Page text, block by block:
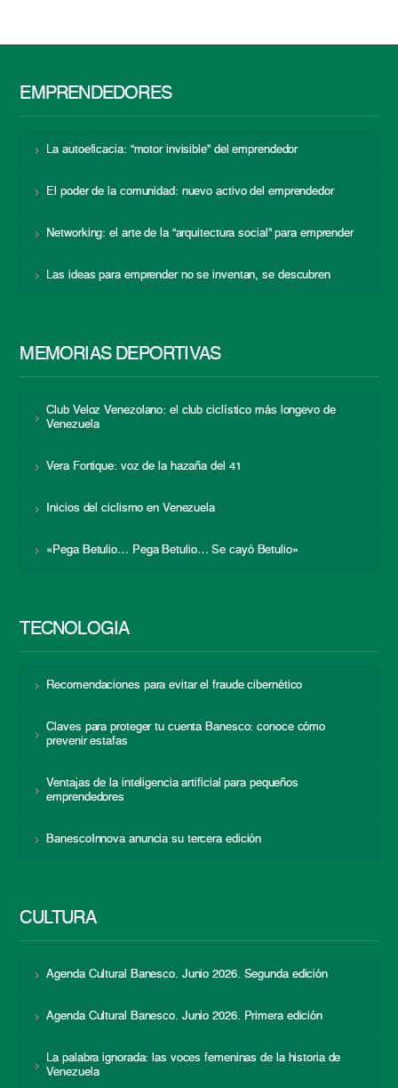
EMPRENDEDORES
La autoeficacia: “motor invisible” del emprendedor
El poder de la comunidad: nuevo activo del emprendedor
Networking: el arte de la “arquitectura social” para emprender
Las ideas para emprender no se inventan, se descubren
MEMORIAS DEPORTIVAS
Club Veloz Venezolano: el club ciclístico más longevo de
Venezuela
Vera Fortique: voz de la hazaña del 41
Inicios del ciclismo en Venezuela
«Pega Betulio… Pega Betulio… Se cayó Betulio»
TECNOLOGÍA
Recomendaciones para evitar el fraude cibernético
Claves para proteger tu cuenta Banesco: conoce cómo
prevenir estafas
Ventajas de la inteligencia artificial para pequeños
emprendedores
BanescoInnova anuncia su tercera edición
CULTURA
Agenda Cultural Banesco. Junio 2026. Segunda edición
Agenda Cultural Banesco. Junio 2026. Primera edición
La palabra ignorada: las voces femeninas de la historia de
Venezuela